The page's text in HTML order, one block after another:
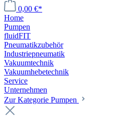
0,00 €*
Home
Pumpen
fluidFIT
Pneumatikzubehör
Industriepneumatik
Vakuumtechnik
Vakuumhebetechnik
Service
Unternehmen
Zur Kategorie Pumpen